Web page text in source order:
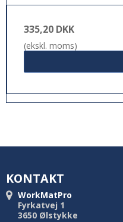
335,20 DKK
(ekskl. moms)
KONTAKT
WorkMatPro
Fyrkatvej 1
3650 Ølstykke